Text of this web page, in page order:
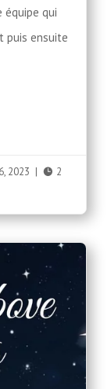
qui
puis ensuite
2023 |  2